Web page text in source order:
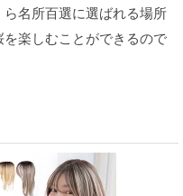
名所百選に選ばれる場所
楽しむことができるので